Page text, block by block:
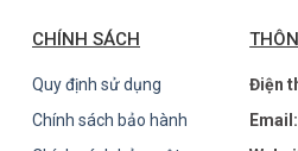
CHÍNH SÁCH
Quy định sử dụng
Chính sách bảo hành
Điện